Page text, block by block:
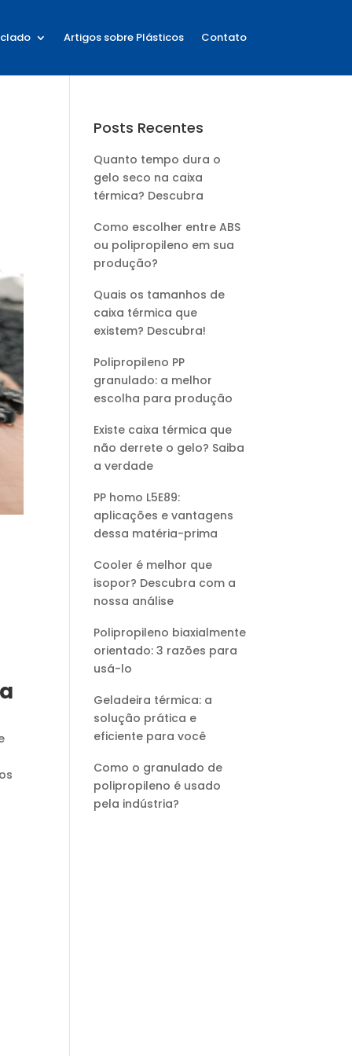
Artigos sobre Plásticos Contato
Posts Recentes
Quanto tempo dura o
gelo seco na caixa
térmica? Descubra
Como escolher entre ABS
ou polipropileno em sua
produção?
Quais os tamanhos de
caixa térmica que
existem? Descubra!
Polipropileno PP
granulado: a melhor
escolha para produção
Existe caixa térmica que
não derrete o gelo? Saiba
a verdade
PP homo L5E89:
aplicações e vantagens
dessa matéria-prima
Cooler é melhor que
isopor? Descubra com a
nossa análise
Polipropileno biaxialmente
orientado: 3 razões para
usá-lo
Geladeira térmica: a
solução prática e
eficiente para você
Como o granulado de
polipropileno é usado
pela indústria?